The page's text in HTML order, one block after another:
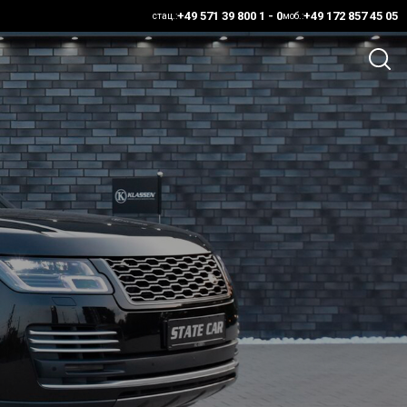
стац.:+49 571 39 800 1 - 0моб.:+49 172 857 45 05